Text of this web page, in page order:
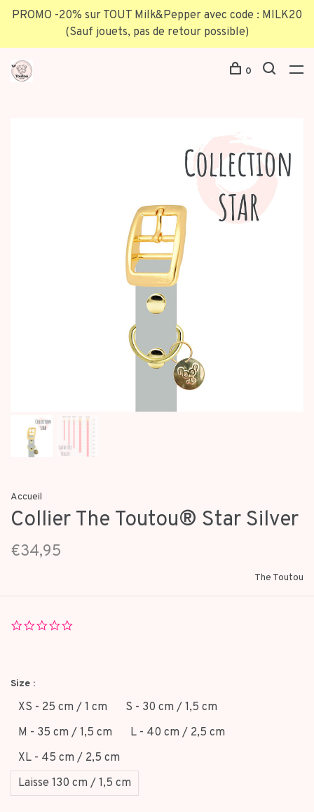
PROMO -20% sur TOUT Milk&Pepper avec code : MILK20
(Sauf jouets, pas de retour possible)
0
Accueil
Collier The Toutou® Star Silver
€34,95
The Toutou
Size :
XS - 25 cm / 1 cm
S - 30 cm / 1,5 cm
M - 35 cm / 1,5 cm
L - 40 cm / 2,5 cm
XL - 45 cm / 2,5 cm
Laisse 130 cm / 1,5 cm